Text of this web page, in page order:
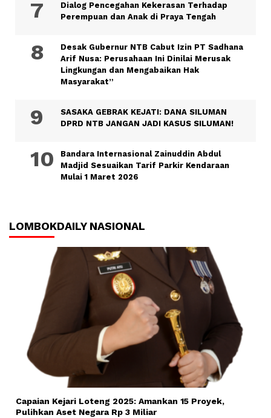
Dialog Pencegahan Kekerasan Terhadap
Perempuan dan Anak di Praya Tengah
Desak Gubernur NTB Cabut Izin PT Sadhana
Arif Nusa: Perusahaan Ini Dinilai Merusak
Lingkungan dan Mengabaikan Hak
Masyarakat”
SASAKA GEBRAK KEJATI: DANA SILUMAN
DPRD NTB JANGAN JADI KASUS SILUMAN!
Bandara Internasional Zainuddin Abdul
Madjid Sesuaikan Tarif Parkir Kendaraan
Mulai 1 Maret 2026
LOMBOKDAILY NASIONAL
Capaian Kejari Loteng 2025: Amankan 15 Proyek,
Pulihkan Aset Negara Rp 3 Miliar